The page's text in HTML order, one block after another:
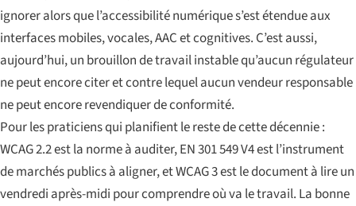
ignorer alors que l’accessibilité numérique s’est étendue aux
interfaces mobiles, vocales, AAC et cognitives. C’est aussi,
aujourd’hui, un brouillon de travail instable qu’aucun régulateur
ne peut encore citer et contre lequel aucun vendeur responsable
ne peut encore revendiquer de conformité.
Pour les praticiens qui planifient le reste de cette décennie :
WCAG 2.2 est la norme à auditer, EN 301 549 V4 est l’instrument
de marchés publics à aligner, et WCAG 3 est le document à lire un
vendredi après-midi pour comprendre où va le travail. La bonne